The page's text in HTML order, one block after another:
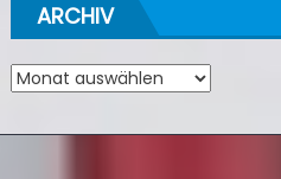
ARCHIV
Archiv